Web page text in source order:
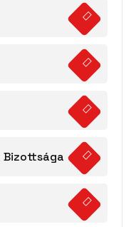
Bizottsága